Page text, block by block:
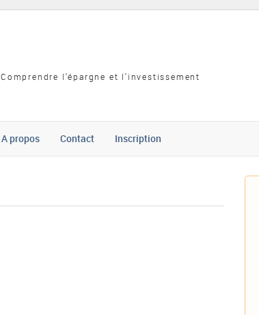
Comprendre l'épargne et l'investissement
A propos Contact Inscription